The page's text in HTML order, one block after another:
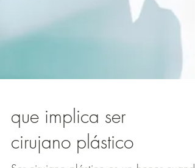
que implica ser
cirujano plástico